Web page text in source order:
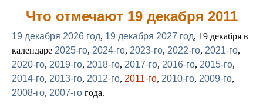
Что отмечают 19 декабря 2011
19 декабря 2026 год, 19 декабря 2027 год, 19 декабря в
календаре 2025-го, 2024-го, 2023-го, 2022-го, 2021-го,
2020-го, 2019-го, 2018-го, 2017-го, 2016-го, 2015-го,
2014-го, 2013-го, 2012-го, 2011-го, 2010-го, 2009-го,
2008-го, 2007-го года.